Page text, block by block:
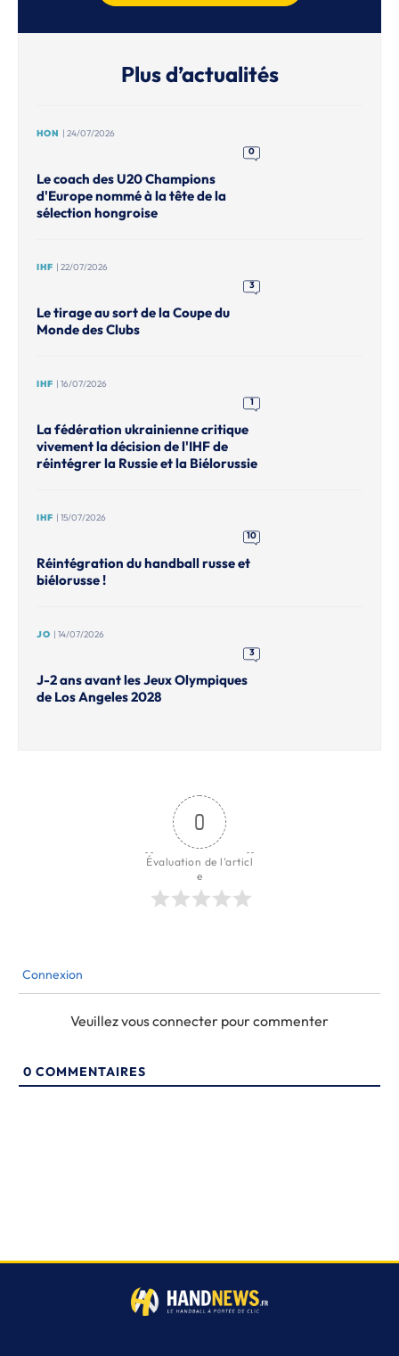
Plus d’actualités
HON | 24/07/2026
0
Le coach des U20 Champions
d'Europe nommé à la tête de la
sélection hongroise
IHF | 22/07/2026
3
Le tirage au sort de la Coupe du
Monde des Clubs
IHF | 16/07/2026
1
La fédération ukrainienne critique
vivement la décision de l'IHF de
réintégrer la Russie et la Biélorussie
IHF | 15/07/2026
10
Réintégration du handball russe et
biélorusse !
JO | 14/07/2026
3
J-2 ans avant les Jeux Olympiques
de Los Angeles 2028
0
Évaluation de l'articl
e
Connexion
Veuillez vous connecter pour commenter
0 COMMENTAIRES